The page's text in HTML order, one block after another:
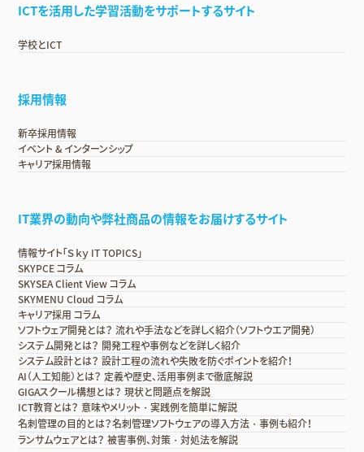
ICTを活用した学習活動をサポートするサイト
学校とICT
採用情報
新卒採用情報
イベント & インターンシップ
キャリア採用情報
IT業界の動向や弊社商品の情報をお届けするサイト
情報サイト「Ｓｋｙ IT TOPICS」
SKYPCE コラム
SKYSEA Client View コラム
SKYMENU Cloud コラム
キャリア採用 コラム
ソフトウェア開発とは？ 流れや手法などを詳しく紹介（ソフトウエア開発）
システム開発とは？ 開発工程や事例などを詳しく紹介
システム設計とは？ 設計工程の流れや失敗を防ぐポイントを紹介！
AI（人工知能）とは？ 定義や歴史、活用事例まで徹底解説
GIGAスクール構想とは？ 現状と問題点を解説
ICT教育とは？ 意味やメリット・実践例を簡単に解説
名刺管理の目的とは？名刺管理ソフトウェアの導入方法・事例も紹介！
ランサムウェアとは？ 被害事例、対策・対処法を解説